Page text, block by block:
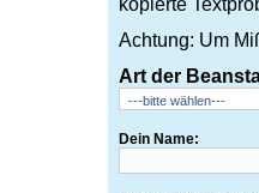
kopierte
Achtung: Um
Art der
Dein Name: